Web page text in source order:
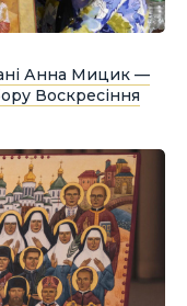
Анна Мицик —
Воскресіння